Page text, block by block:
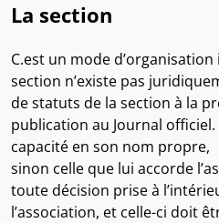
La section
C.est un mode
section n’existe pas
de statuts de la section à la
publication au Journal officiel.
capacité en son nom propre,
sinon celle que lui accorde
toute décision prise à
l’association, et celle-ci doit